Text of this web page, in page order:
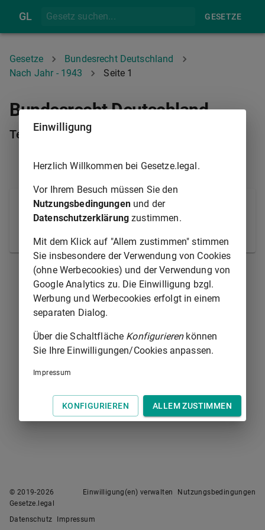
GL GESETZE
Gesetze
Bundesrecht Deutschland
Nach Jahr - 1943
Seite 1
Bundesrecht Deutschland
Teilliste 1943
bis von
A/KAE
Ausführungsanordnung zur
1bis1von1
© 2019-2026
Gesetze.legal
Einwilligung(en) verwalten Nutzungsbedingungen
Datenschutz Impressum
Einwilligung
Herzlich Willkommen bei Gesetze.legal.
Vor Ihrem Besuch müssen Sie den
Nutzungsbedingungenund der
Datenschutzerklärung zustimmen.
Mit dem Klick auf "Allem zustimmen" stimmen
Sie insbesondere der Verwendung von Cookies
(ohne Werbecookies) und der Verwendung von
Google Analytics zu. Die Einwilligung bzgl.
Werbung und Werbecookies erfolgt in einem
separaten Dialog.
Über die Schaltfläche Konfigurierenkönnen
Sie Ihre Einwilligungen/Cookies anpassen.
Impressum
KONFIGURIEREN ALLEM ZUSTIMMEN